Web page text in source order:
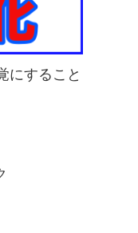
にすること